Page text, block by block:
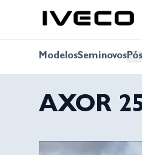
ModelosSeminovos
AXOR